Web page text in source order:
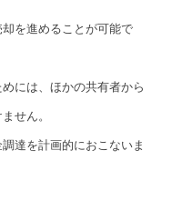
を進めることが可能で
には、ほかの共有者から
せん。
達を計画的におこないま